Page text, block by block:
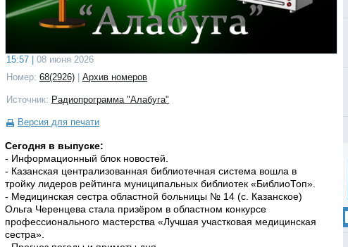
15:57 |
08 июня 2026
Номер: 68(2926) Архив номеров
Источник: Радиопрограмма "Алабуга"
Версия для печати
Сегодня в выпуске:
- Информационный блок новостей.
- Казанская централизованная библиотечная система вошла в
тройку лидеров рейтинга муниципальных библиотек «БиблиоТоп».
- Медицинская сестра областной больницы № 14 (с. Казанское)
Ольга Черенцева стала призёром в областном конкурсе
профессионального мастерства «Лучшая участковая медицинская
сестра».